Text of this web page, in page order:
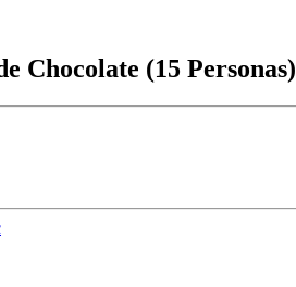
Chocolate (15 Personas)